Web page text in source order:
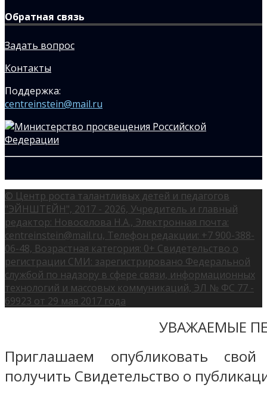
Обратная связь
Задать вопрос
Контакты
Поддержка:
centreinstein@mail.ru
© Центр роста талантливых детей и педагогов
"ЭЙНШТЕЙН", 2017 - 2026, Учредитель и главный
редактор: Новоселова Н.А., Электронная почта:
centreinstein@mail.ru, Телефон редакции: +7 900-388-
06-48, Возрастная категория: 0+ Свидетельство о
регистрации СМИ: зарегистрировано Федеральной
службой по надзору в сфере связи, информационных
технологий и массовых коммуникаций, ЭЛ № ФС 77 -
69923 от 29 мая 2017 года
УВАЖАЕМЫЕ
Приглашаем опубликовать
получить Свидетельство о